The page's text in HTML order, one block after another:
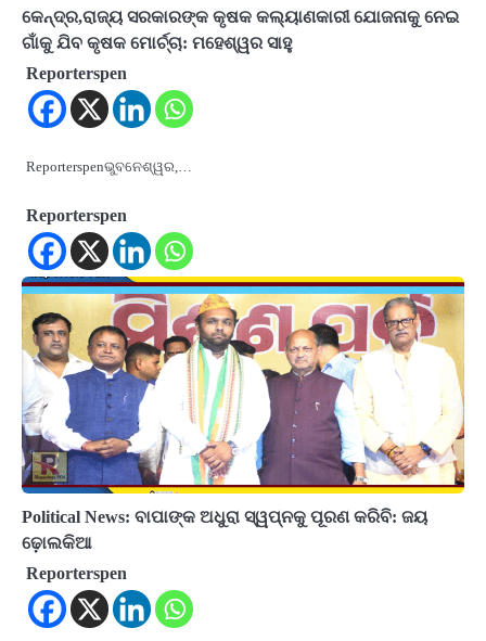
କେନ୍ଦ୍ର,ରାଜ୍ୟ ସରକାରଙ୍କ କୃଷକ କଲ୍ୟାଣକାରୀ ଯୋଜନାକୁ ନେଇ
ଗାଁକୁ ଯିବ କୃଷକ ମୋର୍ଚ୍ଚା: ମହେଶ୍ୱର ସାହୁ
Reporterspen
Reporterspenଭୁବନେଶ୍ୱର,…
Reporterspen
Political News: ବାପାଙ୍କ ଅଧୁରା ସ୍ୱପ୍ନକୁ ପୂରଣ କରିବି: ଜୟ
ଢ଼ୋଲକିଆ
Reporterspen